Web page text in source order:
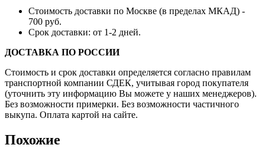
Стоимость доставки по Москве (в пределах МКАД) -
700 руб.
Срок доставки: от 1-2 дней.
ДОСТАВКА ПО РОССИИ
Стоимость и срок доставки определяется согласно правилам
транспортной компании СДЕК, учитывая город покупателя
(уточнить эту информацию Вы можете у наших менеджеров).
Без возможности примерки. Без возможности частичного
выкупа. Оплата картой на сайте.
Похожие